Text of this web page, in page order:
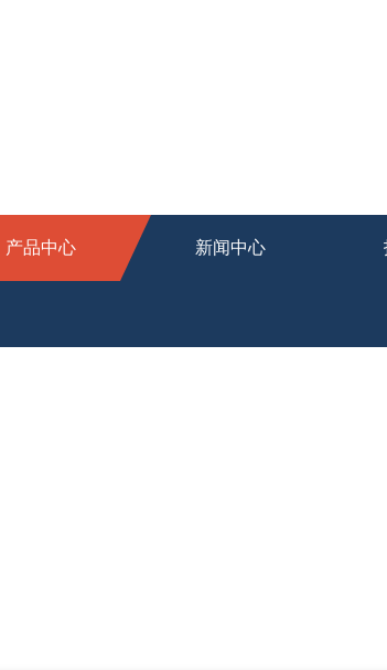
产品中心 新闻中心